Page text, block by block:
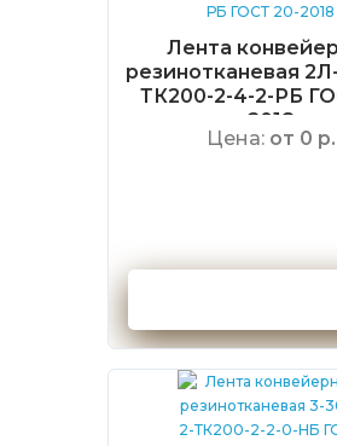
Лента
резинотканевая
ТК200-2-4-2-РБ
2018
Цена: от 0 р.